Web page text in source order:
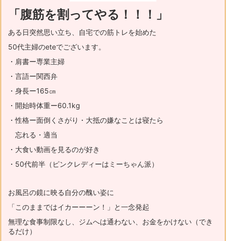
「腹筋を割ってやる！！！」
ある日突然思い立ち、自宅での筋トレを始めた
50代主婦のeteでございます。
・肩書ー専業主婦
・言語ー関西弁
・身長ー165㎝
・開始時体重ー60.1kg
・性格ー面倒くさがり・大抵の嫌なことは寝たら
忘れる・適当
・大食い動画を見るのが好き
・50代前半（ピンクレディーはミーちゃん派）
お風呂の鏡に映る自分の醜い姿に
「このままではイカーーーン！」と一念発起
無理な食事制限なし、ジムへは通わない、お金をかけない（でき
るだけ）